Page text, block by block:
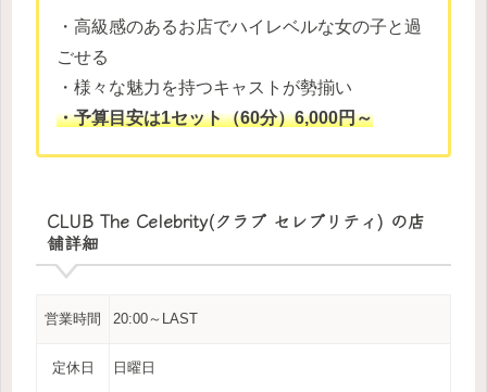
・高級感のあるお店でハイレベルな女の子と過
ごせる
・様々な魅力を持つキャストが勢揃い
・予算目安は1セット（60分）6,000円～
CLUB The Celebrity(クラブ セレブリティ) の店
舗詳細
営業時間 20:00～LAST
定休日 日曜日